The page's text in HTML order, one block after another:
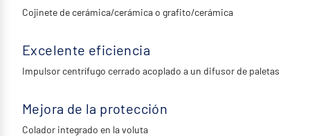
Cojinete de cerámica/cerámica o grafito/cerámica
Excelente eficiencia
Impulsor centrífugo cerrado acoplado a un difusor de paletas
Mejora de la protección
Colador integrado en la voluta